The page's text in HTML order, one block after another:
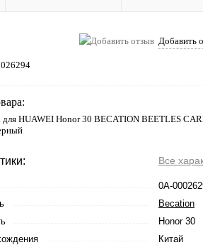
Добавить
для HUAWEI Honor 30 BECATION BEETLES
Все
0А-
Becation
Honor 30
Китай